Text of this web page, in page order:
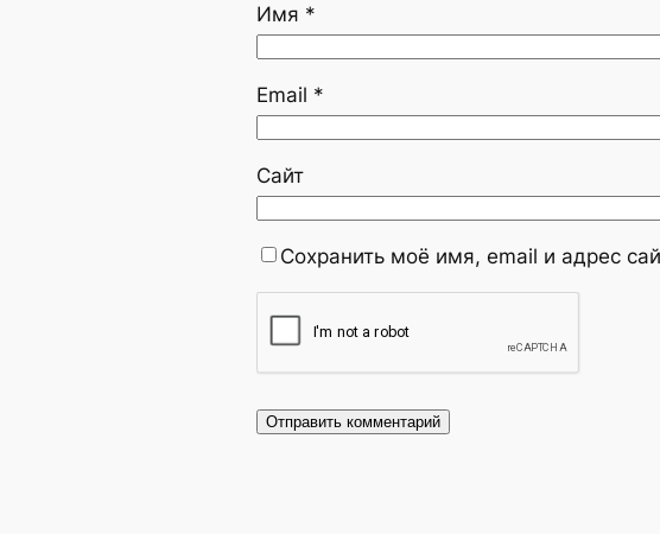
Имя *
Email *
Сайт
Сохранить моё имя, email и адрес